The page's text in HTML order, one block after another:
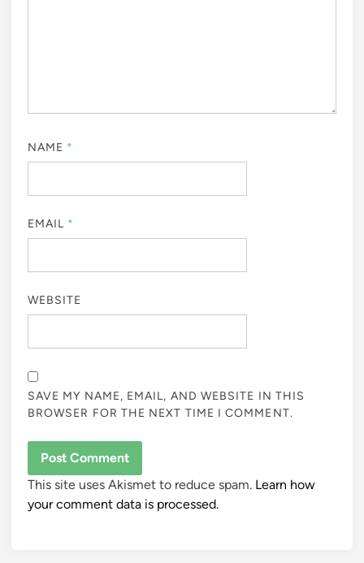
NAME *
EMAIL *
WEBSITE
SAVE MY NAME, EMAIL, AND WEBSITE IN THIS
BROWSER FOR THE NEXT TIME I COMMENT.
This site uses Akismet to reduce spam. Learn how
your comment data is processed.